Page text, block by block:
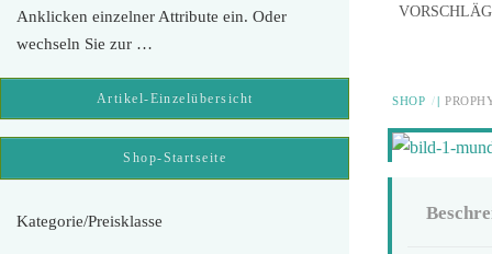
SHOP
Anklicken einzelner Attribute ein. Oder
wechseln Sie zur …
Artikel-Einzelübersicht
Shop-Startseite
Kategorie/Preisklasse